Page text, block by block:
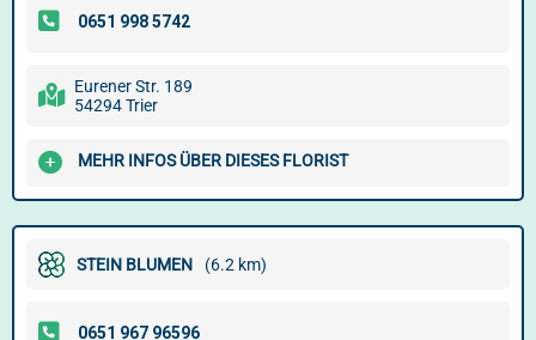
Eurener Str. 189
54294 Trier
MEHR INFOS ÜBER DIESES FLORIST
STEIN BLUMEN (6.2 km)